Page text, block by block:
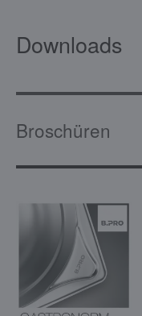
Downloads
Broschüren